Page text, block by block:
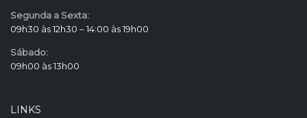
Segunda a Sexta:
09h30 às 12h30 – 14:00 às 19h00
Sábado:
09h00 às 13h00
LINKS